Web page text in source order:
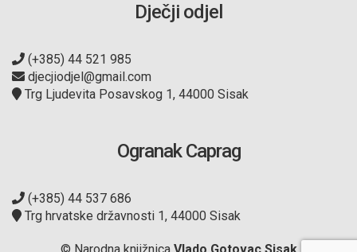
Dječji odjel
(+385) 44 521 985
djecjiodjel@gmail.com
Trg Ljudevita Posavskog 1, 44000 Sisak
Ogranak Caprag
(+385) 44 537 686
Trg hrvatske državnosti 1, 44000 Sisak